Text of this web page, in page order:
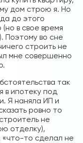
дом строю я. Но
до этого
в свое время
Поэтому во сне
строить не
мне совершенно
так
в ипотеку под
Я наняла ИП и
ровно то
не
отделку),
«что-то сделал не